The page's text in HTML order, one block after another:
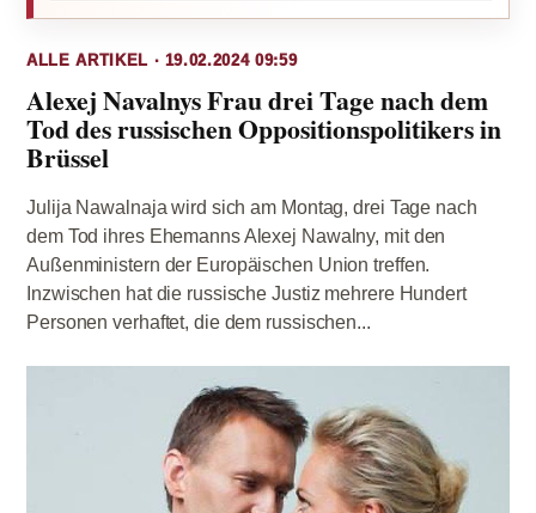
ALLE ARTIKEL · 19.02.2024 09:59
Alexej Navalnys Frau drei Tage nach dem
Tod des russischen Oppositionspolitikers in
Brüssel
Julija Nawalnaja wird sich am Montag, drei Tage nach
dem Tod ihres Ehemanns Alexej Nawalny, mit den
Außenministern der Europäischen Union treffen.
Inzwischen hat die russische Justiz mehrere Hundert
Personen verhaftet, die dem russischen...